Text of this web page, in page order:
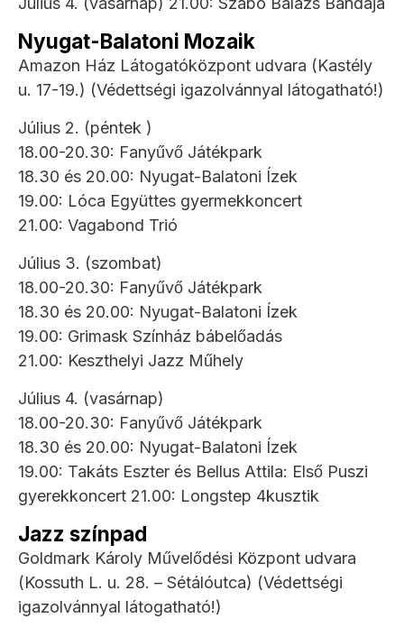
Nyugat-Balatoni Mozaik
Amazon Ház Látogatóközpont udvara (Kastély
u. 17-19.) (Védettségi igazolvánnyal látogatható!)
Július 2. (péntek )
18.00-20.30: Fanyűvő Játékpark
18.30 és 20.00: Nyugat-Balatoni Ízek
19.00: Lóca Együttes gyermekkoncert
21.00: Vagabond Trió
Július 3. (szombat)
18.00-20.30: Fanyűvő Játékpark
18.30 és 20.00: Nyugat-Balatoni Ízek
19.00: Grimask Színház bábelőadás
21.00: Keszthelyi Jazz Műhely
Július 4. (vasárnap)
18.00-20.30: Fanyűvő Játékpark
18.30 és 20.00: Nyugat-Balatoni Ízek
19.00: Takáts Eszter és Bellus Attila: Első Puszi
gyerekkoncert 21.00: Longstep 4kusztik
Jazz színpad
Goldmark Károly Művelődési Központ udvara
(Kossuth L. u. 28. – Sétálóutca) (Védettségi
igazolvánnyal látogatható!)